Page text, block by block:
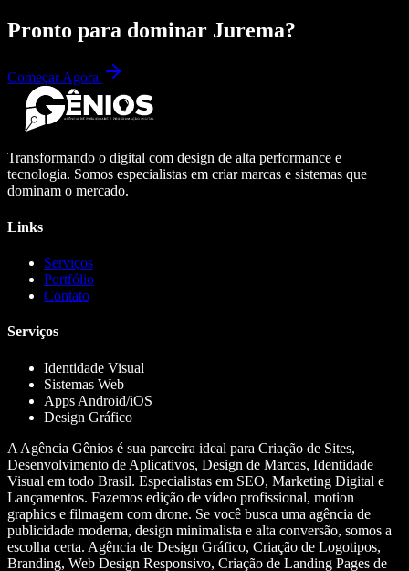
Pronto para dominar Jurema?
Começar Agora
Transformando o digital com design de alta performance e
tecnologia. Somos especialistas em criar marcas e sistemas que
dominam o mercado.
Links
Serviços
Portfólio
Contato
Serviços
Identidade Visual
Sistemas Web
Apps Android/iOS
Design Gráfico
A Agência Gênios é sua parceira ideal para Criação de Sites,
Desenvolvimento de Aplicativos, Design de Marcas, Identidade
Visual em todo Brasil. Especialistas em SEO, Marketing Digital e
Lançamentos. Fazemos edição de vídeo profissional, motion
graphics e filmagem com drone. Se você busca uma agência de
publicidade moderna, design minimalista e alta conversão, somos a
escolha certa. Agência de Design Gráfico, Criação de Logotipos,
Branding, Web Design Responsivo, Criação de Landing Pages de